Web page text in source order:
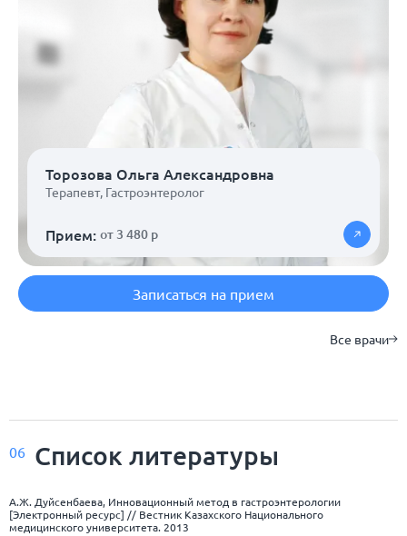
Торозова Ольга Александровна
Терапевт, Гастроэнтеролог
Прием: от 3 480 р
Записаться на прием
Все врачи
06 Список литературы
А.Ж. Дуйсенбаева, Инновационный метод в гастроэнтерологии
[Электронный ресурс] // Вестник Казахского Национального
медицинского университета. 2013